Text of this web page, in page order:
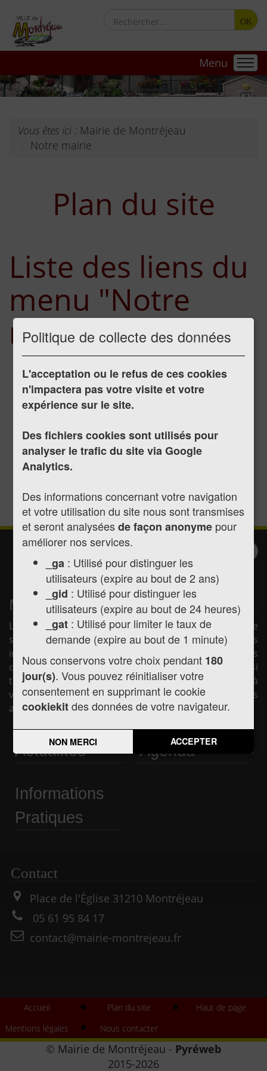
Politique de collecte des données
L'acceptation ou le refus de ces cookies
n'impactera pas votre visite et votre
expérience sur le site.
Des fichiers cookies sont utilisés pour
analyser le trafic du site via Google
Analytics.
Des informations concernant votre navigation
et votre utilisation du site nous sont transmises
et seront analyséesde façon anonyme pour
améliorer nos services.
_ga : Utilisé pour distinguer les
utilisateurs (expire au bout de 2 ans)
_gid : Utilisé pour distinguer les
utilisateurs (expire au bout de 24 heures)
_gat : Utilisé pour limiter le taux de
demande (expire au bout de 1 minute)
Nous conservons votre choix pendant 180
jour(s). Vous pouvez réinitialiser votre
consentement en supprimant le cookie
cookiekitdes données de votre navigateur.
NON MERCI ACCEPTER
OK
Menu
Vous êtes ici : Mairie de Montréjeau
Notre mairie
Plan du site
Liste des liens du
menu "Notre
mairie"
Nos élus
Libre expression
Nos décisions
Arrêtés municipaux permanents
Nos avis préalables
Nos projets
Nos services municipaux
Inscription à la
newsletter
Mairie de Montréjeau
La mairie de Montréjeau vous souhaite la bienvenue
sur son site internet afin de vous présenter les
informations pratiques concernant la mairie (horaires
d'ouverture, les élus, la vie municipale, etc.) mais aussi
toute l'actualité de la commune, les services mis à
votre disposition et les liens utiles pour vos démarches
administratives.
Actualités Agenda
Informations
Pratiques
Contact
Place de l'Église 31210 Montréjeau
05 61 95 84 17
contact@mairie-montrejeau.fr
Accueil Plan du site
Haut de page
Mentions légales
Nous contacter
© Mairie de Montréjeau - Pyréweb
2015-2026